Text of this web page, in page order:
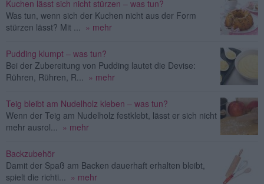
Kuchen lässt sich nicht stürzen – was tun?
Was tun, wenn sich der Kuchen nicht aus der Form
stürzen lässt? Mit ... » mehr
Pudding klumpt – was tun?
Bei der Zubereitung von Pudding lautet die Devise:
Rühren, Rühren, R... » mehr
Teig bleibt am Nudelholz kleben – was tun?
Wenn der Teig am Nudelholz festklebt, lässt er sich nicht
mehr ausrol... » mehr
Backzubehör
Damit der Spaß am Backen dauerhaft erhalten bleibt,
spielt die richti... » mehr